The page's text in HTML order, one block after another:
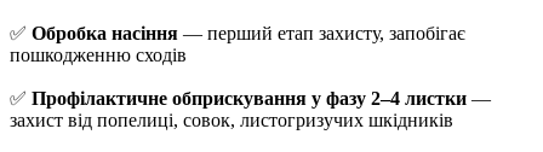
✅ Обробка насіння — перший етап захисту, запобігає
пошкодженню сходів
✅ Профілактичне обприскування у фазу 2–4 листки —
захист від попелиці, совок, листогризучих шкідників